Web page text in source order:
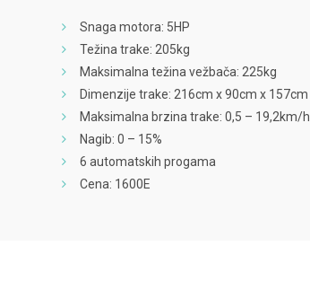
Snaga motora: 5HP
Težina trake: 205kg
Maksimalna težina vežbača: 225kg
Dimenzije trake: 216cm x 90cm x 157cm
Maksimalna brzina trake: 0,5 – 19,2km/h
Nagib: 0 – 15%
6 automatskih progama
Cena: 1600E